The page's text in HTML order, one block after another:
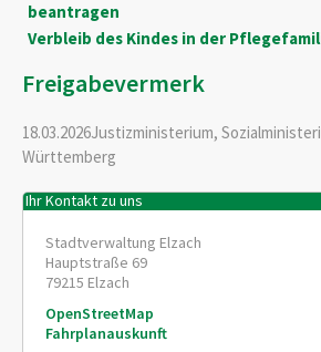
beantragen
Verbleib des Kindes in der
Freigabevermerk
18.03.2026Justizministerium,
Württemberg
Ihr Kontakt zu uns
Stadtverwaltung Elzach
Hauptstraße 69
79215 Elzach
OpenStreetMap
Fahrplanauskunft